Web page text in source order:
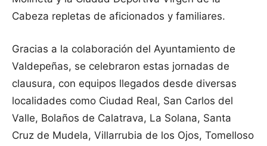
Cabeza repletas de aficionados y familiares.
Gracias a la colaboración del Ayuntamiento de
Valdepeñas, se celebraron estas jornadas de
clausura, con equipos llegados desde diversas
localidades como Ciudad Real, San Carlos del
Valle, Bolaños de Calatrava, La Solana, Santa
Cruz de Mudela, Villarrubia de los Ojos, Tomelloso